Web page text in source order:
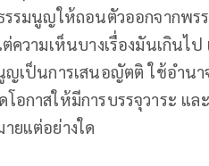
รรมนูญให้ถอนตัวออกจากพร
วามเห็นบางเรื่องมันเกินไป
ญเป็นการเสนอญัตติ ใช้อำน
อกาสให้มีการบรรจุวาระ แ
ยแต่อย่างใด